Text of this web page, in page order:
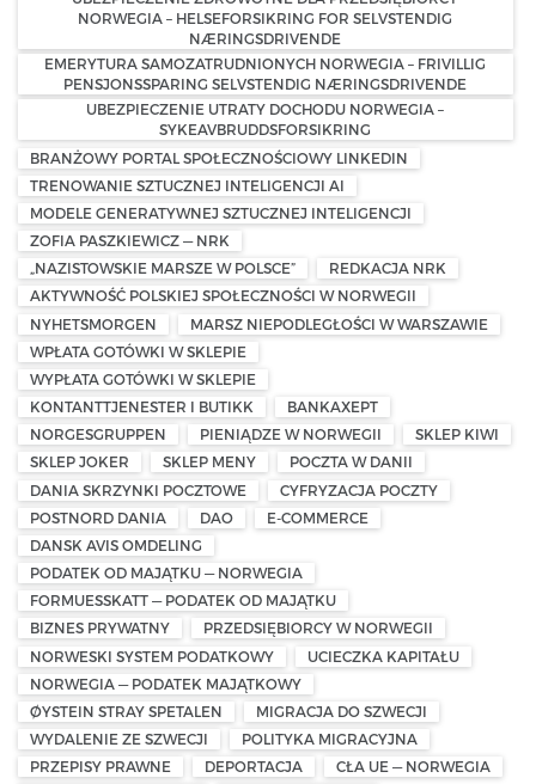
NORWEGIA – HELSEFORSIKRING FOR SELVSTENDIG
NÆRINGSDRIVENDE
EMERYTURA SAMOZATRUDNIONYCH NORWEGIA – FRIVILLIG
PENSJONSSPARING SELVSTENDIG NÆRINGSDRIVENDE
UBEZPIECZENIE UTRATY DOCHODU NORWEGIA –
SYKEAVBRUDDSFORSIKRING
BRANŻOWY PORTAL SPOŁECZNOŚCIOWY LINKEDIN
TRENOWANIE SZTUCZNEJ INTELIGENCJI AI
MODELE GENERATYWNEJ SZTUCZNEJ INTELIGENCJI
ZOFIA PASZKIEWICZ — NRK
„NAZISTOWSKIE MARSZE W POLSCE”
REDKACJA NRK
AKTYWNOŚĆ POLSKIEJ SPOŁECZNOŚCI W NORWEGII
NYHETSMORGEN
MARSZ NIEPODLEGŁOŚCI W WARSZAWIE
WPŁATA GOTÓWKI W SKLEPIE
WYPŁATA GOTÓWKI W SKLEPIE
KONTANTTJENESTER I BUTIKK
BANKAXEPT
NORGESGRUPPEN
PIENIĄDZE W NORWEGII
SKLEP KIWI
SKLEP JOKER
SKLEP MENY
POCZTA W DANII
DANIA SKRZYNKI POCZTOWE
CYFRYZACJA POCZTY
POSTNORD DANIA
DAO
E-COMMERCE
DANSK AVIS OMDELING
PODATEK OD MAJĄTKU — NORWEGIA
FORMUESSKATT — PODATEK OD MAJĄTKU
BIZNES PRYWATNY
PRZEDSIĘBIORCY W NORWEGII
NORWESKI SYSTEM PODATKOWY
UCIECZKA KAPITAŁU
NORWEGIA — PODATEK MAJĄTKOWY
ØYSTEIN STRAY SPETALEN
MIGRACJA DO SZWECJI
WYDALENIE ZE SZWECJI
POLITYKA MIGRACYJNA
PRZEPISY PRAWNE
DEPORTACJA
CŁA UE — NORWEGIA